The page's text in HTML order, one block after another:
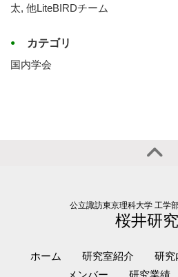
太, 他LiteBIRDチーム
カテゴリ
国内学会
公立諏訪東京理科大学 工学
桜井研
ホーム 研究室紹介 研究
メンバー
研究業績